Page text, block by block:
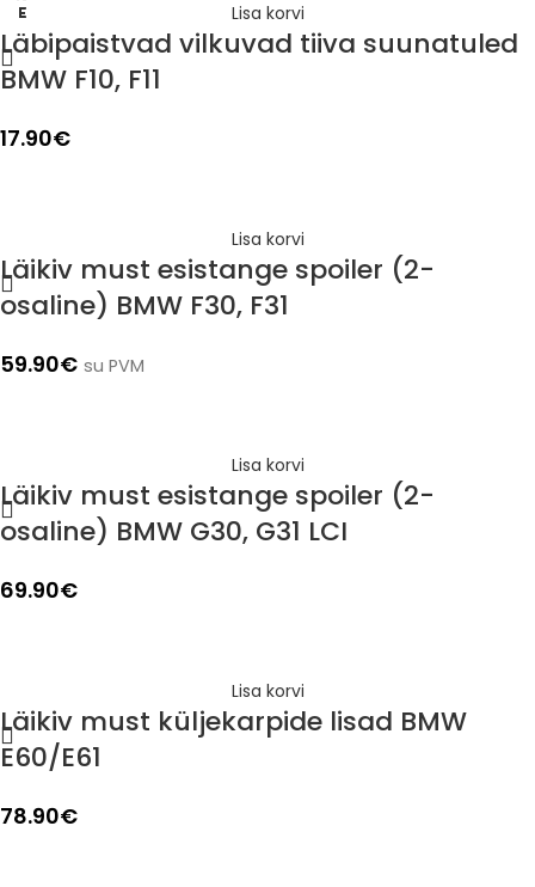
Lisa korvi
Läbipaistvad vilkuvad tiiva suunatuled
BMW F10, F11
17.90€
Lisa korvi
Läikiv must esistange spoiler (2-
osaline) BMW F30, F31
59.90€ su PVM
Lisa korvi
Läikiv must esistange spoiler (2-
osaline) BMW G30, G31 LCI
69.90€
Lisa korvi
Läikiv must küljekarpide lisad BMW
E60/E61
78.90€